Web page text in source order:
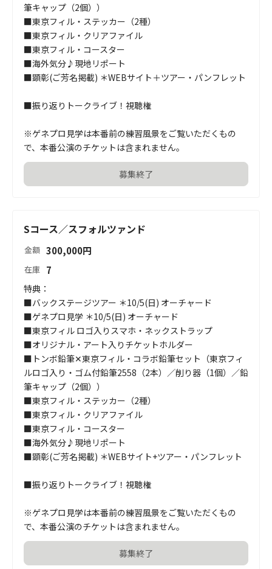
筆キャップ（2個））
■東京フィル・ステッカー（2種）
■東京フィル・クリアファイル
■東京フィル・コースター
■海外気分♪現地リポート
■顕彰(ご芳名掲載) ＊WEBサイト＋ツアー・パンフレット
■振り返りトークライブ！視聴権
※ゲネプロ見学は本番前の練習風景をご覧いただくもの
で、本番公演のチケットは含まれません。
募集終了
Sコース／スフォルツァンド
金額 300,000円
在庫 7
特典：
■バックステージツアー ＊10/5(日) オーチャード
■ゲネプロ見学 ＊10/5(日) オーチャード
■東京フィル ロゴ入りスマホ・ネックストラップ
■オリジナル・アート入りチケットホルダー
■トンボ鉛筆✕東京フィル・コラボ鉛筆セット（東京フィ
ルロゴ入り・ゴム付鉛筆2558（2本）／削り器（1個）／鉛
筆キャップ（2個））
■東京フィル・ステッカー（2種）
■東京フィル・クリアファイル
■東京フィル・コースター
■海外気分♪現地リポート
■顕彰(ご芳名掲載) ＊WEBサイト+ツアー・パンフレット
■振り返りトークライブ！視聴権
※ゲネプロ見学は本番前の練習風景をご覧いただくもの
で、本番公演のチケットは含まれません。
募集終了